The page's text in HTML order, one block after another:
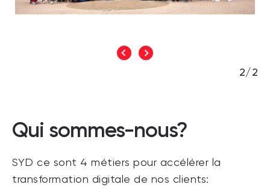
2/2
Qui sommes-nous?
SYD ce sont 4 métiers pour accélérer la
transformation digitale de nos clients: